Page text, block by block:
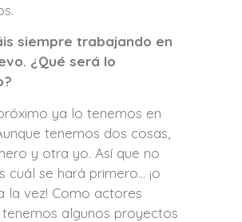
siempre trabajando en
¿Qué será lo
ya lo tenemos en
tenemos dos cosas,
y otra yo. Así que no
cuál se hará primero… ¡o
la vez! Como actores
algunos proyectos